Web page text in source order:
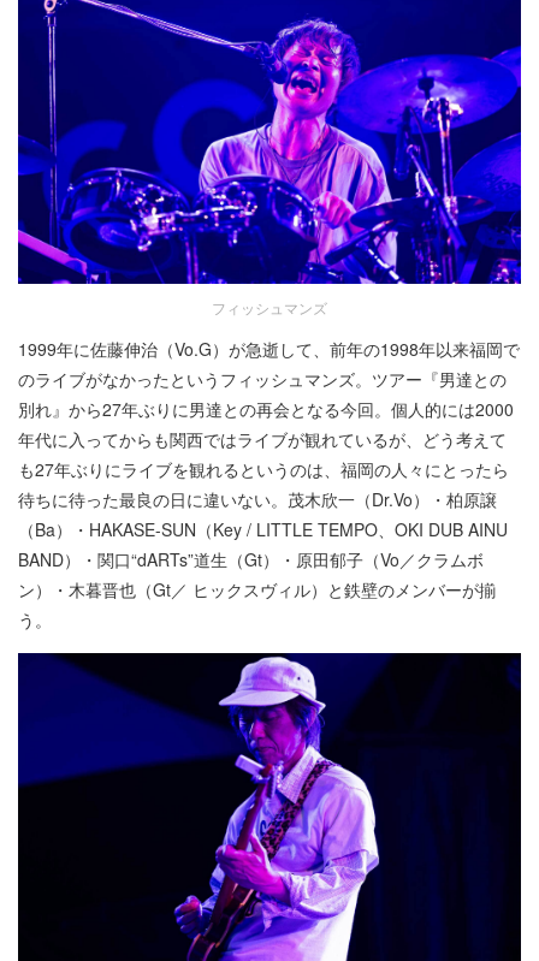
フィッシュマンズ
1999年に佐藤伸治（Vo.G）が急逝して、前年の1998年以来福岡で
のライブがなかったというフィッシュマンズ。ツアー『男達との
別れ』から27年ぶりに男達との再会となる今回。個人的には2000
年代に入ってからも関西ではライブが観れているが、どう考えて
も27年ぶりにライブを観れるというのは、福岡の人々にとったら
待ちに待った最良の日に違いない。茂木欣一（Dr.Vo）・柏原譲
（Ba）・HAKASE-SUN（Key / LITTLE TEMPO、OKI DUB AINU
BAND）・関口“dARTs”道生（Gt）・原田郁子（Vo／クラムボ
ン）・木暮晋也（Gt／ ヒックスヴィル）と鉄壁のメンバーが揃
う。